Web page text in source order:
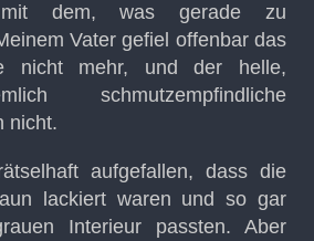
mit dem, was gerade zu
Vater gefiel offenbar das
nicht mehr, und der helle,
schmutzempfindliche
nicht.
aufgefallen, dass die
lackiert waren und so gar
Interieur passten. Aber